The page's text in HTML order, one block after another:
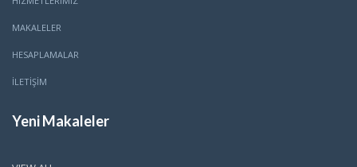
MAKALELER
HESAPLAMALAR
İLETİŞİM
Yeni Makaleler